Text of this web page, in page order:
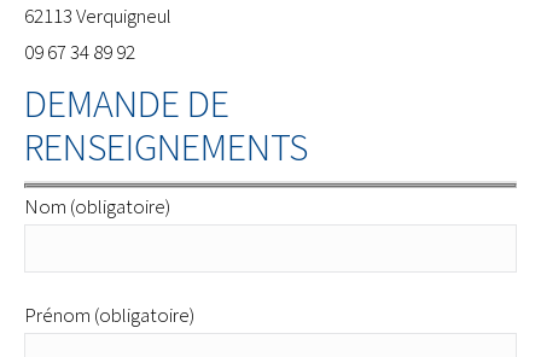
62113 Verquigneul
09 67 34 89 92
DEMANDE DE
RENSEIGNEMENTS
Nom (obligatoire)
Prénom (obligatoire)